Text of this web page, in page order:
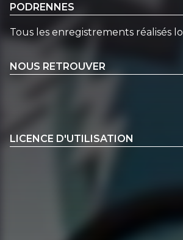
PODRENNES
Tous les enregistrements réalisés
NOUS RETROUVER
LICENCE D'UTILISATION